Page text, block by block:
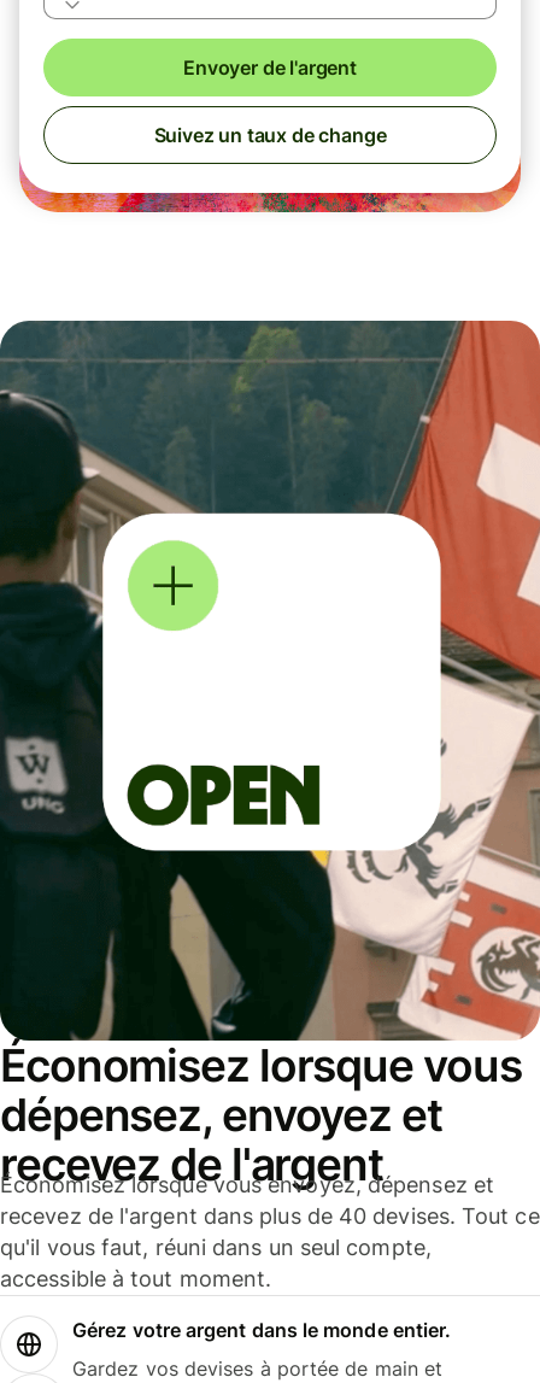
Envoyer de l'argent
Suivez un taux de change
Économisez lorsque vous
dépensez, envoyez et
recevez de l'argent
Économisez lorsque vous envoyez, dépensez et
recevez de l'argent dans plus de 40 devises. Tout ce
qu'il vous faut, réuni dans un seul compte,
accessible à tout moment.
Gérez votre argent dans le monde entier.
Gardez vos devises à portée de main et